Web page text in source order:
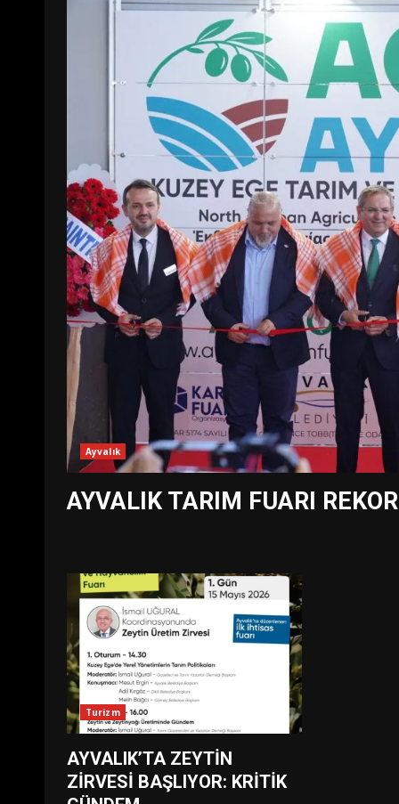
Ayvalık
AYVALIK TARIM FUARI
Turizm
AYVALIK’TA ZEYTİN
ZİRVESİ BAŞLIYOR: KRİTİK